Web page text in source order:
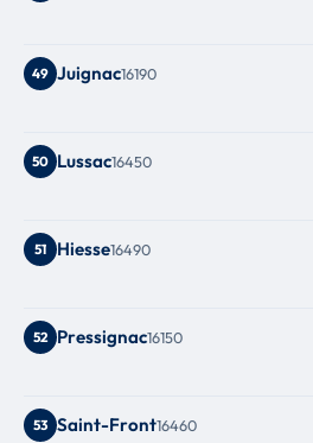
49 Juignac16190
50 Lussac16450
51 Hiesse16490
52 Pressignac16150
53 Saint-Front16460